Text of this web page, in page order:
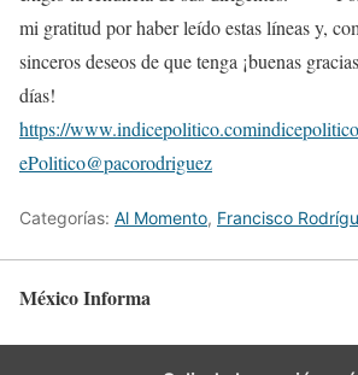
mi gratitud por haber leído estas líneas y,
sinceros deseos de que tenga ¡buenas
días!
https://
ePolitico@pacorodriguez
Categorías: Al Momento, Francisco
México Informa